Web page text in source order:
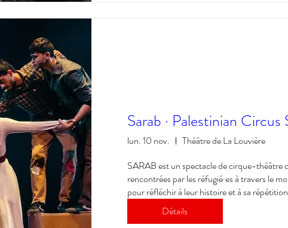
Sarab · Palestinian Circus
lun. 10 nov.
Théâtre de La Louvière
SARAB est un spectacle de cirque-théâtre
rencontrées par les réfugié·es à travers le
pour réfléchir à leur histoire et à sa
Détails